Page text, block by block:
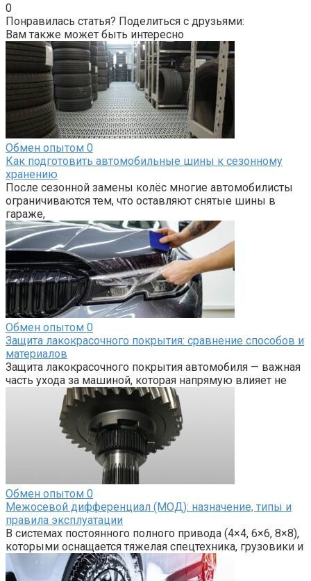
0
Понравилась статья? Поделиться с друзьями:
Вам также может быть интересно
Обмен опытом 0
Как подготовить автомобильные шины к сезонному
хранению
После сезонной замены колёс многие автомобилисты
ограничиваются тем, что оставляют снятые шины в
гараже,
Обмен опытом 0
Защита лакокрасочного покрытия: сравнение способов и
материалов
Защита лакокрасочного покрытия автомобиля — важная
часть ухода за машиной, которая напрямую влияет не
Обмен опытом 0
Межосевой дифференциал (МОД): назначение, типы и
правила эксплуатации
В системах постоянного полного привода (4×4, 6×6, 8×8),
которыми оснащается тяжелая спецтехника, грузовики и